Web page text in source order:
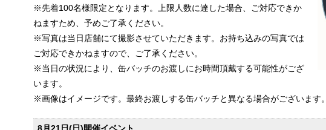
※先着100名様限定となります。上限人数に達した場合、ご対応できか
ねますため、予めご了承ください。
※写真は当日店舗にて撮影させていただきます。お持ち込みの写真では
ご対応できかねますので、ご了承ください。
※当日の状況により、缶バッチのお渡しにお時間頂戴する可能性がござ
います。
※画像はイメージです。最終お渡しする缶バッチと異なる場合がございます